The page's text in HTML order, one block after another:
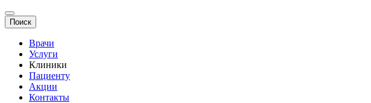
Поиск
Врачи
Услуги
Клиники
Пациенту
Акции
Контакты